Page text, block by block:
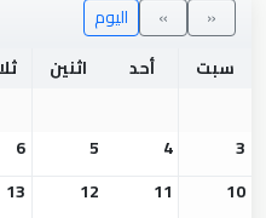
«
» اليوم
سبت أحد اثنين
3
4
5
6
10
11
12
13